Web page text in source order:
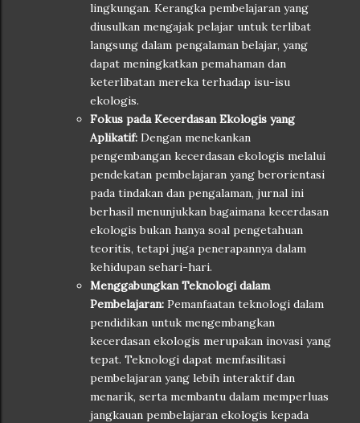
lingkungan. Kerangka pembelajaran yang
diusulkan mengajak pelajar untuk terlibat
langsung dalam pengalaman belajar, yang
dapat meningkatkan pemahaman dan
keterlibatan mereka terhadap isu-isu
ekologis.
Fokus pada Kecerdasan Ekologis yang
Aplikatif: Dengan menekankan
pengembangan kecerdasan ekologis melalui
pendekatan pembelajaran yang berorientasi
pada tindakan dan pengalaman, jurnal ini
berhasil menunjukkan bagaimana kecerdasan
ekologis bukan hanya soal pengetahuan
teoritis, tetapi juga penerapannya dalam
kehidupan sehari-hari.
Menggabungkan Teknologi dalam
Pembelajaran: Pemanfaatan teknologi dalam
pendidikan untuk mengembangkan
kecerdasan ekologis merupakan inovasi yang
tepat. Teknologi dapat memfasilitasi
pembelajaran yang lebih interaktif dan
menarik, serta membantu dalam memperluas
jangkauan pembelajaran ekologis kepada